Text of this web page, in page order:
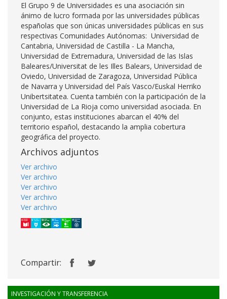
El Grupo 9 de Universidades es una asociación sin
ánimo de lucro formada por las universidades públicas
españolas que son únicas universidades públicas en sus
respectivas Comunidades Autónomas: Universidad de
Cantabria, Universidad de Castilla - La Mancha,
Universidad de Extremadura, Universidad de las Islas
Baleares/Universitat de les Illes Balears, Universidad de
Oviedo, Universidad de Zaragoza, Universidad Pública
de Navarra y Universidad del País Vasco/Euskal Herriko
Unibertsitatea. Cuenta también con la participación de la
Universidad de La Rioja como universidad asociada. En
conjunto, estas instituciones abarcan el 40% del
territorio español, destacando la amplia cobertura
geográfica del proyecto.
Archivos adjuntos
Ver archivo
Ver archivo
Ver archivo
Ver archivo
Ver archivo
Compartir:
INVESTIGACIÓN Y TRANSFERENCIA